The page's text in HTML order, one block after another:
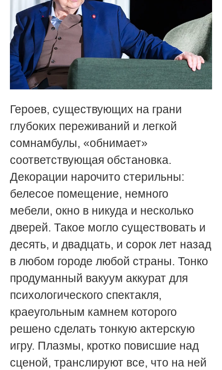
Героев, существующих на грани
глубоких переживаний и легкой
сомнамбулы, «обнимает»
соответствующая обстановка.
Декорации нарочито стерильны:
белесое помещение, немного
мебели, окно в никуда и несколько
дверей. Такое могло существовать и
десять, и двадцать, и сорок лет назад
в любом городе любой страны. Тонко
продуманный вакуум аккурат для
психологического спектакля,
краеугольным камнем которого
решено сделать тонкую актерскую
игру. Плазмы, кротко повисшие над
сценой, транслируют все, что на ней